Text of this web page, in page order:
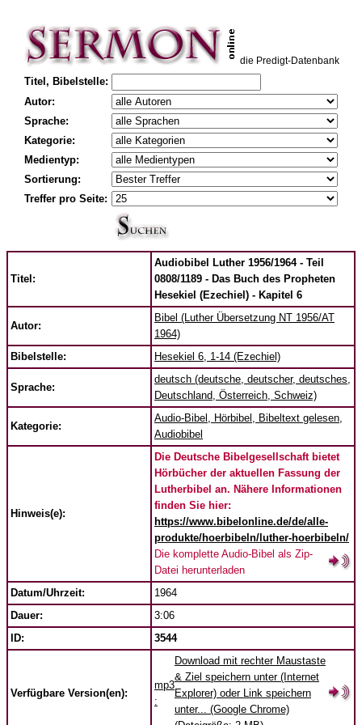
die Predigt-Datenbank
Titel, Bibelstelle:
Autor:
Sprache:
Kategorie:
Medientyp:
Sortierung:
Treffer pro Seite:
Titel:
Audiobibel Luther 1956/1964 - Teil
0808/1189 - Das Buch des Propheten
Hesekiel (Ezechiel) - Kapitel 6
Autor:
Bibel (Luther Übersetzung NT 1956/AT
1964)
Bibelstelle:
Hesekiel 6, 1-14 (Ezechiel)
Sprache:
deutsch (deutsche, deutscher, deutsches,
Deutschland, Österreich, Schweiz)
Kategorie:
Audio-Bibel, Hörbibel, Bibeltext gelesen,
Audiobibel
Hinweis(e):
Die Deutsche Bibelgesellschaft bietet
Hörbücher der aktuellen Fassung der
Lutherbibel an. Nähere Informationen
finden Sie hier:
https://www.bibelonline.de/de/alle-
produkte/hoerbibeln/luther-hoerbibeln/
Die komplette Audio-Bibel als Zip-
Datei herunterladen
Datum/Uhrzeit:
1964
Dauer:
3:06
ID:
3544
Verfügbare Version(en):
mp3
:
Download mit rechter Maustaste
& Ziel speichern unter (Internet
Explorer) oder Link speichern
unter... (Google Chrome)